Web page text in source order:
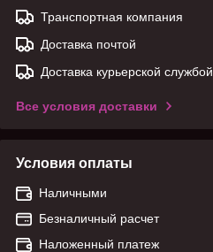
Транспортная компания
Доставка почтой
Доставка курьерской службой
Все условия доставки
Условия оплаты
Наличными
Безналичный расчет
Наложенный платеж